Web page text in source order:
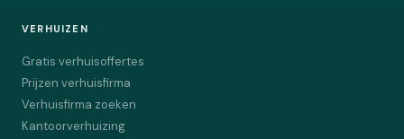
VERHUIZEN
Gratis verhuisoffertes
Prijzen verhuisfirma
Verhuisfirma zoeken
Kantoorverhuizing